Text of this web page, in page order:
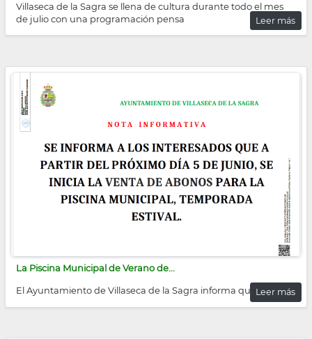
Villaseca de la Sagra se llena de cultura durante todo el mes
de julio con una programación pensa
Leer más
La Piscina Municipal de Verano de...
El Ayuntamiento de Villaseca de la Sagra informa que laLeer más